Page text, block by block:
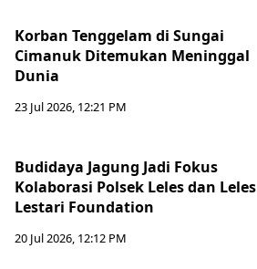
Korban Tenggelam di Sungai
Cimanuk Ditemukan Meninggal
Dunia
23 Jul 2026, 12:21 PM
Budidaya Jagung Jadi Fokus
Kolaborasi Polsek Leles dan Leles
Lestari Foundation
20 Jul 2026, 12:12 PM